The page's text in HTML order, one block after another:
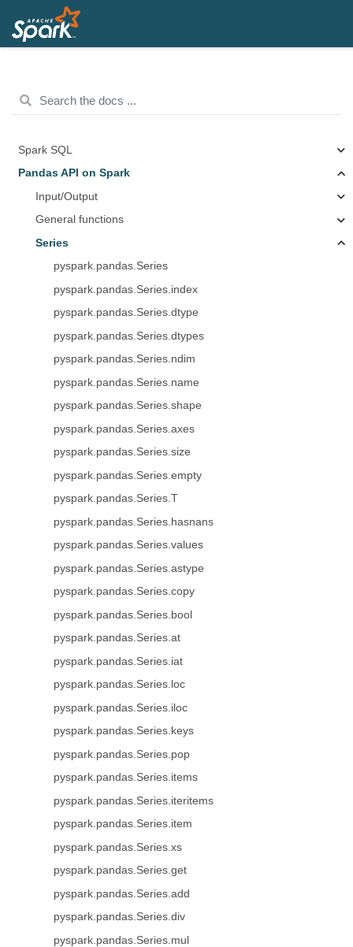
Spark SQL
Pandas API on Spark
Input/Output
General functions
Series
pyspark.pandas.Series
pyspark.pandas.Series.index
pyspark.pandas.Series.dtype
pyspark.pandas.Series.dtypes
pyspark.pandas.Series.ndim
pyspark.pandas.Series.name
pyspark.pandas.Series.shape
pyspark.pandas.Series.axes
pyspark.pandas.Series.size
pyspark.pandas.Series.empty
pyspark.pandas.Series.T
pyspark.pandas.Series.hasnans
pyspark.pandas.Series.values
pyspark.pandas.Series.astype
pyspark.pandas.Series.copy
pyspark.pandas.Series.bool
pyspark.pandas.Series.at
pyspark.pandas.Series.iat
pyspark.pandas.Series.loc
pyspark.pandas.Series.iloc
pyspark.pandas.Series.keys
pyspark.pandas.Series.pop
pyspark.pandas.Series.items
pyspark.pandas.Series.iteritems
pyspark.pandas.Series.item
pyspark.pandas.Series.xs
pyspark.pandas.Series.get
pyspark.pandas.Series.add
pyspark.pandas.Series.div
pyspark.pandas.Series.mul